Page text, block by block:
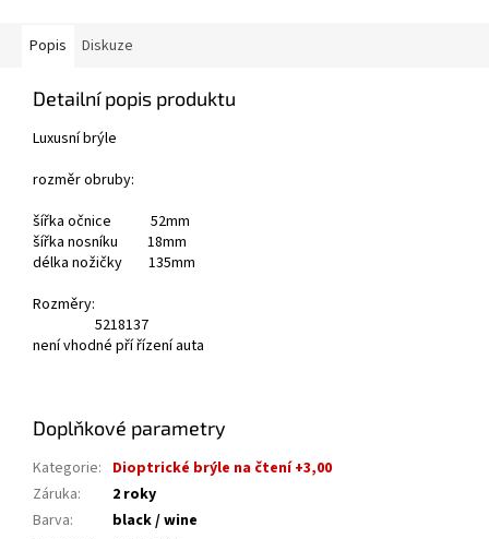
Popis Diskuze
Detailní popis produktu
Luxusní brýle
rozměr obruby:
šířka očnice 52mm
šířka nosníku 18mm
délka nožičky 135mm
Rozměry:
5218137
není vhodné pří řízení auta
Doplňkové parametry
Kategorie: Dioptrické brýle na čtení +3,00
Záruka:
2 roky
Barva:
black / wine